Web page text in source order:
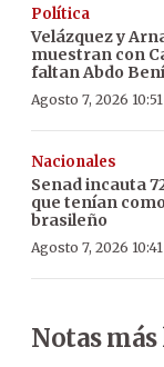
Política
Velázquez y
muestran con
faltan Abdo
Agosto 7, 2026
Nacionales
Senad incauta
que tenían
brasileño
Agosto 7, 2026
Notas más